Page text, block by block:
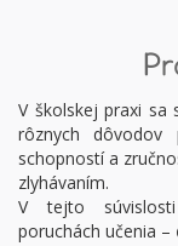
V školskej praxi
rôznych dôvodov
schopností a
zlyhávaním.
V tejto
poruchách učenia –